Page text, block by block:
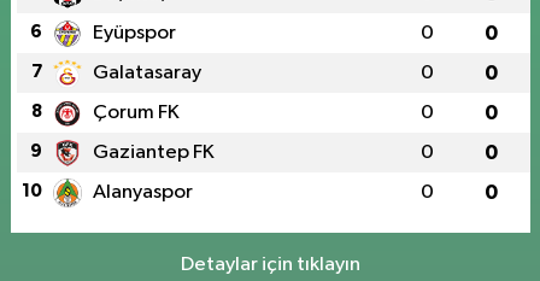
6 Eyüpspor 0 0
7 Galatasaray 0 0
8 Çorum FK 0 0
9 Gaziantep FK 0 0
10 Alanyaspor 0 0
Detaylar için tıklayın